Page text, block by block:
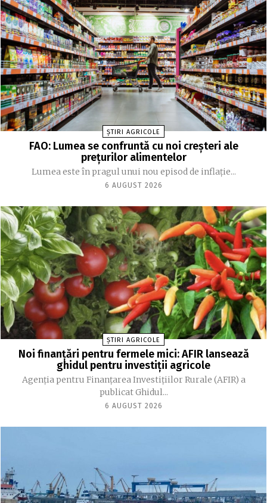
ȘTIRI AGRICOLE
FAO: Lumea se confruntă cu noi creşteri ale
preţurilor alimentelor
Lumea este în pragul unui nou episod de inflaţie...
6 AUGUST 2026
ȘTIRI AGRICOLE
Noi finanțări pentru fermele mici: AFIR lansează
ghidul pentru investiții agricole
Agenția pentru Finanțarea Investițiilor Rurale (AFIR) a
publicat Ghidul...
6 AUGUST 2026